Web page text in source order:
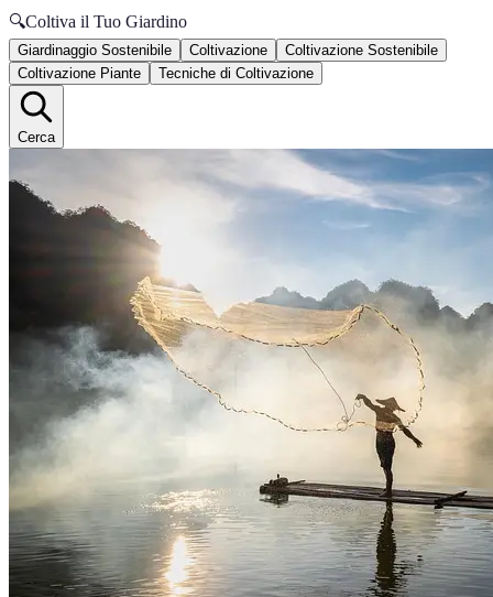
🔍Coltiva il Tuo Giardino
Giardinaggio Sostenibile Coltivazione
Coltivazione Sostenibile
Coltivazione Piante
Tecniche di Coltivazione
Cerca